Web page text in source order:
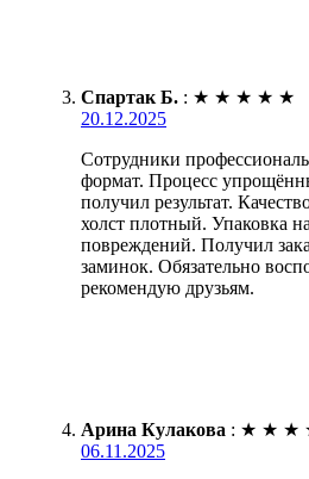
Спартак Б. : ★ ★ ★ ★ ★
20.12.2025
Сотрудники
формат. Процесс
получил результат.
холст плотный. Упаковка
повреждений. Получил
заминок. Обязательно
рекомендую друзьям.
Арина Кулакова : ★ ★ ★
06.11.2025